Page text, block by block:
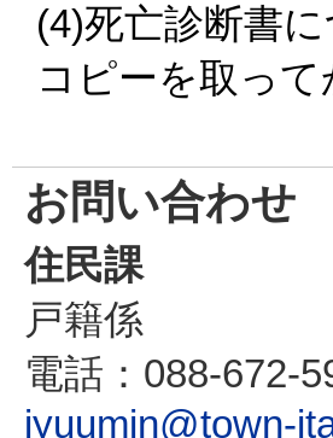
(4)死亡診断書
コピーを取っ
お問い合わせ
住民課
戸籍係
電話 ：088-672-
jyuumin@town-